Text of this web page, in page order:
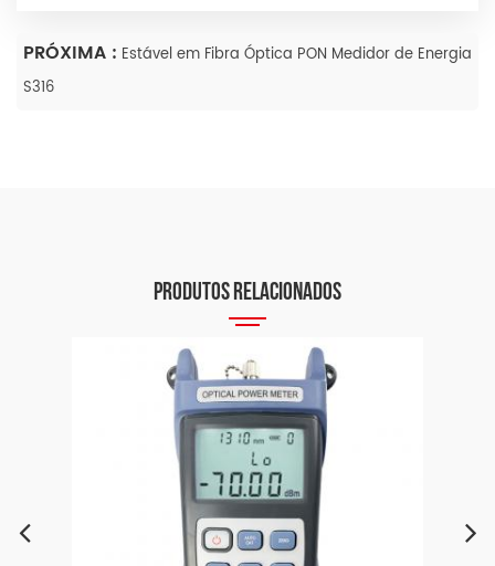
PRÓXIMA : Estável em Fibra Óptica PON Medidor de Energia
S316
PRODUTOS RELACIONADOS